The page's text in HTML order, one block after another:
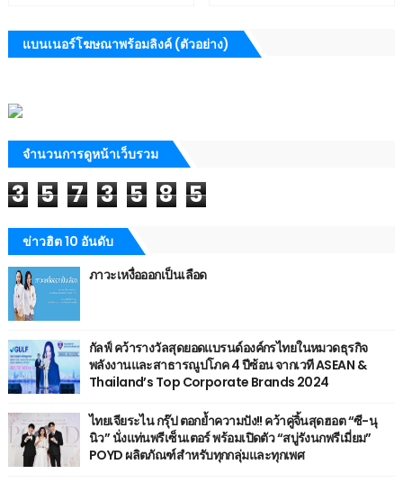
แบนเนอร์โฆษณาพร้อมลิงค์ (ตัวอย่าง)
จำนวนการดูหน้าเว็บรวม
3 5 7 3 5 8 5
ข่าวฮิต 10 อันดับ
ภาวะเหงื่อออกเป็นเลือด
กัลฟ์ คว้ารางวัลสุดยอดแบรนด์องค์กรไทยในหมวดธุรกิจ
พลังงานและสาธารณูปโภค 4 ปีซ้อน จากเวที ASEAN &
Thailand’s Top Corporate Brands 2024
ไทยเจียระไน กรุ๊ป ตอกย้ำความปัง!! คว้าคู่จิ้นสุดฮอต “ซี-นุ
นิว” นั่งแท่นพรีเซ็นเตอร์ พร้อมเปิดตัว “สบู่รังนกพรีเมี่ยม”
POYD ผลิตภัณฑ์สำหรับทุกกลุ่มและทุกเพศ